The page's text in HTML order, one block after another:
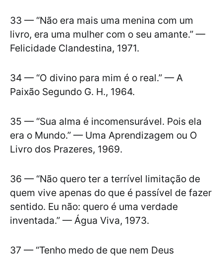
33 — “Não era mais uma menina com um
livro, era uma mulher com o seu amante.” —
Felicidade Clandestina, 1971.
34 — “O divino para mim é o real.” — A
Paixão Segundo G. H., 1964.
35 — “Sua alma é incomensurável. Pois ela
era o Mundo.” — Uma Aprendizagem ou O
Livro dos Prazeres, 1969.
36 — “Não quero ter a terrível limitação de
quem vive apenas do que é passível de fazer
sentido. Eu não: quero é uma verdade
inventada.” — Água Viva, 1973.
37 — “Tenho medo de que nem Deus